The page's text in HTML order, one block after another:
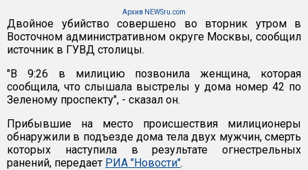
Архив NEWSru.com
Двойное убийство совершено во вторник утром в
Восточном административном округе Москвы, сообщил
источник в ГУВД столицы.
"В 9:26 в милицию позвонила женщина, которая
сообщила, что слышала выстрелы у дома номер 42 по
Зеленому проспекту", - сказал он.
Прибывшие на место происшествия милиционеры
обнаружили в подъезде дома тела двух мужчин, смерть
которых наступила в результате огнестрельных
ранений, передает РИА "Новости".